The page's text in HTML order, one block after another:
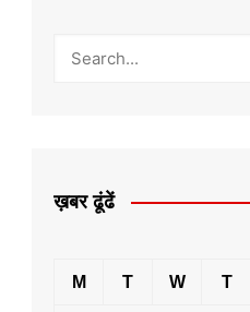
ख़बर ढूंढें
M T W T